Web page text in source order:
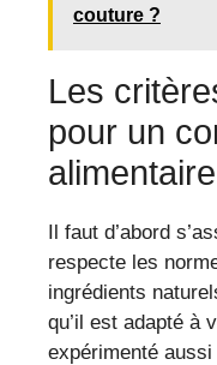
couture ?
Les
pour un
Il faut d’abord
respecte les
ingrédients
qu’il est adapté à
expérimenté aussi